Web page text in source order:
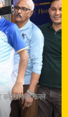
को साकार करने